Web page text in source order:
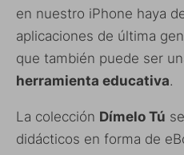
en nuestro iPhone haya
aplicaciones de última
que también puede ser
herramienta educativa.
La colección Dímelo Tú
didácticos en forma de